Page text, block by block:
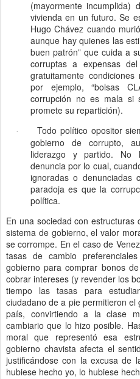
(mayormente
vivienda en un futuro. Se
Hugo Chávez cuando
aunque hay quienes las
buen patrón” que cuida a
corruptas a expensas
gratuitamente
por ejemplo, “bolsas
corrupción no es mala
promete su repartición).
·
Todo político opositor
gobierno de corrupto,
liderazgo y partido. No
denuncia por lo cual,
ignoradas o denunciadas
paradoja es que la
política.
En una sociedad con estructuras
sistema de gobierno, el valor
se corrompe. En el caso de
tasas de cambio
gobierno para comprar bonos
cobrar intereses (y revender los
tiempo las tasas para
ciudadano de a pie permitieron
país, convirtiendo a la clase
cambiario que lo hizo posible.
moral que representó esa
gobierno chavista afecta el
justificándose con la excusa de
hubiese hecho yo, lo hubiese